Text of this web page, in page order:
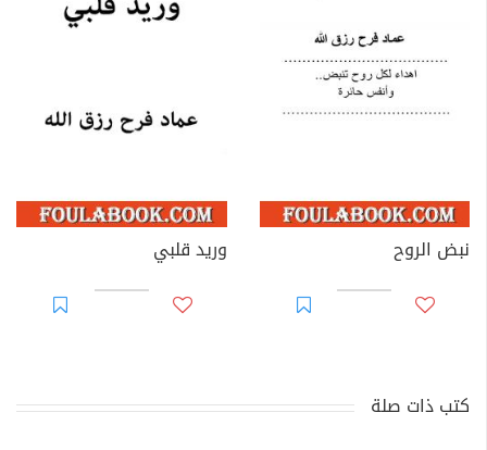
نبض الروح وريد قلبي
كتب ذات صلة